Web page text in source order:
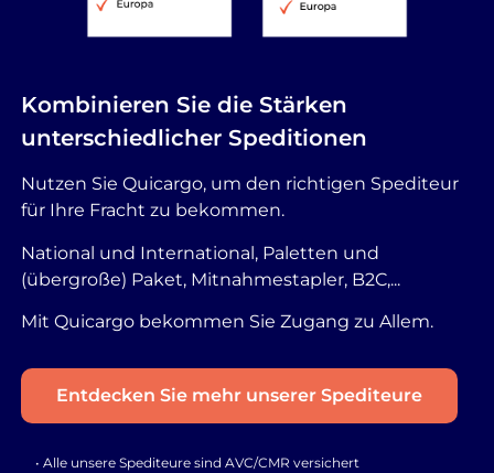
Kombinieren Sie die Stärken
unterschiedlicher Speditionen
Nutzen Sie Quicargo, um den richtigen Spediteur
für Ihre Fracht zu bekommen.
National und International, Paletten und
(übergroße) Paket, Mitnahmestapler, B2C,...
Mit Quicargo bekommen Sie Zugang zu Allem.
Entdecken Sie mehr unserer Spediteure
• Alle unsere Spediteure sind AVC/CMR versichert